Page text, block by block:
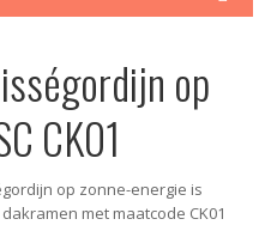
op
CK01
op zonne-energie is
met maatcode CK01